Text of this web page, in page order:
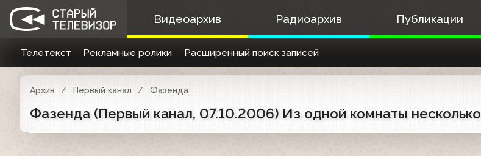
Видеоархив Радиоархив Публикации
Телетекст Рекламные ролики Расширенный поиск записей
Архив Первый канал Фазенда
Фазенда (Первый канал, 07.10.2006) Из одной комнаты несколько